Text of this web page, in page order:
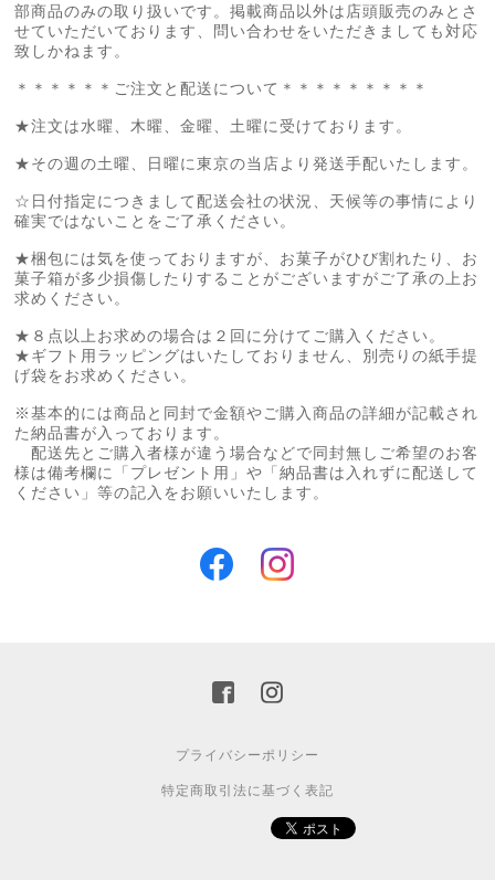
部商品のみの取り扱いです。掲載商品以外は店頭販売のみとさ
せていただいております、問い合わせをいただきましても対応
致しかねます。
＊＊＊＊＊＊ご注文と配送について＊＊＊＊＊＊＊＊＊
★注文は水曜、木曜、金曜、土曜に受けております。
★その週の土曜、日曜に東京の当店より発送手配いたします。
☆日付指定につきまして配送会社の状況、天候等の事情により
確実ではないことをご了承ください。
★梱包には気を使っておりますが、お菓子がひび割れたり、お
菓子箱が多少損傷したりすることがございますがご了承の上お
求めください。
★８点以上お求めの場合は２回に分けてご購入ください。
★ギフト用ラッピングはいたしておりません、別売りの紙手提
げ袋をお求めください。
※基本的には商品と同封で金額やご購入商品の詳細が記載され
た納品書が入っております。
配送先とご購入者様が違う場合などで同封無しご希望のお客
様は備考欄に「プレゼント用」や「納品書は入れずに配送して
ください」等の記入をお願いいたします。
プライバシーポリシー
特定商取引法に基づく表記